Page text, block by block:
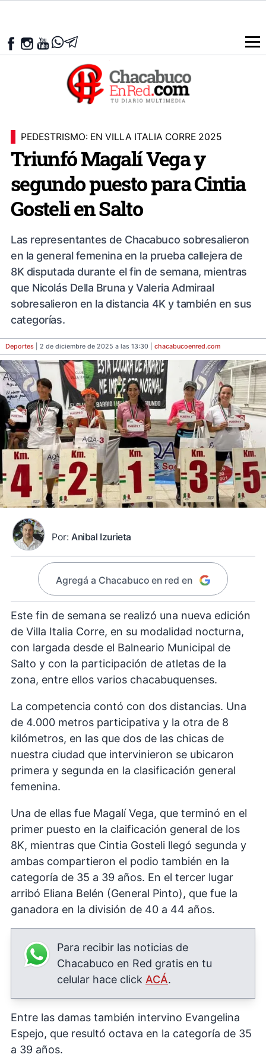
PEDESTRISMO: EN VILLA ITALIA CORRE 2025
Triunfó Magalí Vega y
segundo puesto para Cintia
Gosteli en Salto
Las representantes de Chacabuco sobresalieron
en la general femenina en la prueba callejera de
8K disputada durante el fin de semana, mientras
que Nicolás Della Bruna y Valeria Admiraal
sobresalieron en la distancia 4K y también en sus
categorías.
Deportes | 2 de diciembre de 2025 a las 13:30 | chacabucoenred.com
Por: Anibal Izurieta
Agregá a Chacabuco en red en
Este fin de semana se realizó una nueva edición
de Villa Italia Corre, en su modalidad nocturna,
con largada desde el Balneario Municipal de
Salto y con la participación de atletas de la
zona, entre ellos varios chacabuquenses.
La competencia contó con dos distancias. Una
de 4.000 metros participativa y la otra de 8
kilómetros, en las que dos de las chicas de
nuestra ciudad que intervinieron se ubicaron
primera y segunda en la clasificación general
femenina.
Una de ellas fue Magalí Vega, que terminó en el
primer puesto en la claificación general de los
8K, mientras que Cintia Gosteli llegó segunda y
ambas compartieron el podio también en la
categoría de 35 a 39 años. En el tercer lugar
arribó Eliana Belén (General Pinto), que fue la
ganadora en la división de 40 a 44 años.
Para recibir las noticias de
Chacabuco en Red gratis en tu
celular hace click ACÁ.
Entre las damas también intervino Evangelina
Espejo, que resultó octava en la categoría de 35
a 39 años.